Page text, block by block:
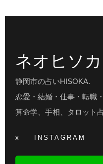
ネオヒソカ
静岡市の占いHISOKA.
恋愛・結婚・仕事・転職
算命学、手相、タロット占
x INSTAGRAM